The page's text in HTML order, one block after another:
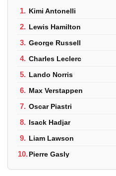
1. Kimi Antonelli
2. Lewis Hamilton
3. George Russell
4. Charles Leclerc
5. Lando Norris
6. Max Verstappen
7. Oscar Piastri
8. Isack Hadjar
9. Liam Lawson
10.Pierre Gasly